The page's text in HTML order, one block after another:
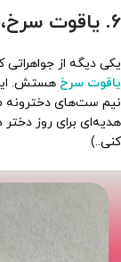
6. یاقوت سرخ، هدیه‌ای دلبرانه
یکی دیگه از
یاقوت سرخ هستش.
نیم ست‌های دخترونه
هدیه‌ای برای روز
کنی..)